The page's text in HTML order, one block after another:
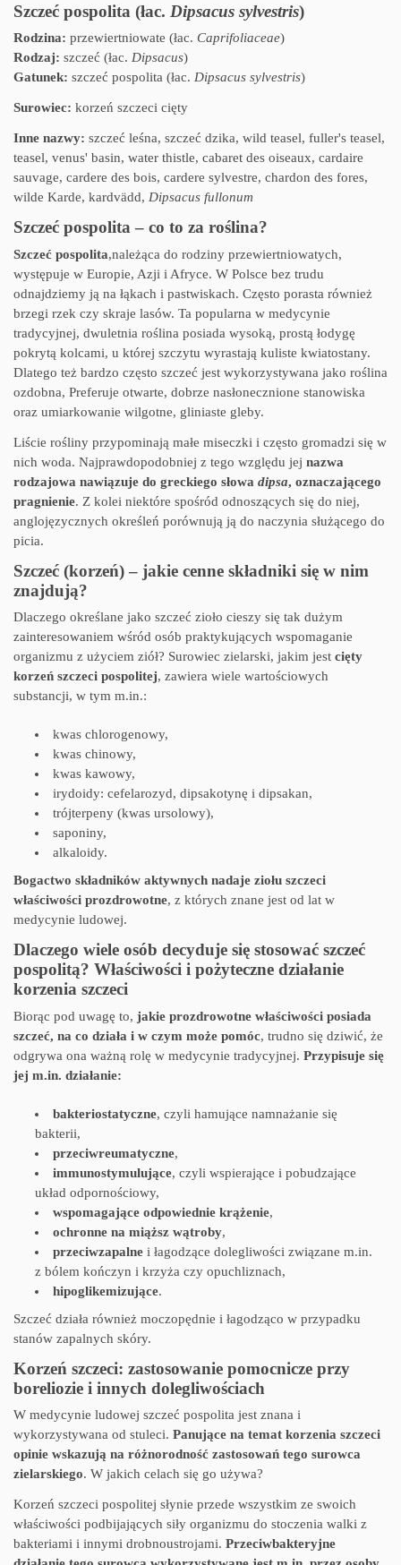
Szczeć pospolita (łac. Dipsacus sylvestris)
Rodzina: przewiertniowate (łac. Caprifoliaceae)
Rodzaj: szczeć (łac. Dipsacus)
Gatunek: szczeć pospolita (łac. Dipsacus sylvestris)
Surowiec: korzeń szczeci cięty
Inne nazwy: szczeć leśna, szczeć dzika, wild teasel, fuller's teasel,
teasel, venus' basin, water thistle, cabaret des oiseaux, cardaire
sauvage, cardere des bois, cardere sylvestre, chardon des fores,
wilde Karde, kardvädd, Dipsacus fullonum
Szczeć pospolita – co to za roślina?
Szczeć pospolita,należąca do rodziny przewiertniowatych,
występuje w Europie, Azji i Afryce. W Polsce bez trudu
odnajdziemy ją na łąkach i pastwiskach. Często porasta również
brzegi rzek czy skraje lasów. Ta popularna w medycynie
tradycyjnej, dwuletnia roślina posiada wysoką, prostą łodygę
pokrytą kolcami, u której szczytu wyrastają kuliste kwiatostany.
Dlatego też bardzo często szczeć jest wykorzystywana jako roślina
ozdobna, Preferuje otwarte, dobrze nasłonecznione stanowiska
oraz umiarkowanie wilgotne, gliniaste gleby.
Liście rośliny przypominają małe miseczki i często gromadzi się w
nich woda. Najprawdopodobniej z tego względu jej nazwa
rodzajowa nawiązuje do greckiego słowa dipsa, oznaczającego
pragnienie. Z kolei niektóre spośród odnoszących się do niej,
anglojęzycznych określeń porównują ją do naczynia służącego do
picia.
Szczeć (korzeń) – jakie cenne składniki się w nim
znajdują?
Dlaczego określane jako szczeć zioło cieszy się tak dużym
zainteresowaniem wśród osób praktykujących wspomaganie
organizmu z użyciem ziół? Surowiec zielarski, jakim jest cięty
korzeń szczeci pospolitej, zawiera wiele wartościowych
substancji, w tym m.in.:
kwas chlorogenowy,
kwas chinowy,
kwas kawowy,
irydoidy: cefelarozyd, dipsakotynę i dipsakan,
trójterpeny (kwas ursolowy),
saponiny,
alkaloidy.
Bogactwo składników aktywnych nadaje ziołu szczeci
właściwości prozdrowotne, z których znane jest od lat w
medycynie ludowej.
Dlaczego wiele osób decyduje się stosować szczeć
pospolitą? Właściwości i pożyteczne działanie
korzenia szczeci
Biorąc pod uwagę to, jakie prozdrowotne właściwości posiada
szczeć, na co działa i w czym może pomóc, trudno się dziwić, że
odgrywa ona ważną rolę w medycynie tradycyjnej. Przypisuje się
jej m.in. działanie:
bakteriostatyczne, czyli hamujące namnażanie się
bakterii,
przeciwreumatyczne,
immunostymulujące, czyli wspierające i pobudzające
układ odpornościowy,
wspomagające odpowiednie krążenie,
ochronne na miąższ wątroby,
przeciwzapalne i łagodzące dolegliwości związane m.in.
z bólem kończyn i krzyża czy opuchliznach,
hipoglikemizujące.
Szczeć działa również moczopędnie i łagodząco w przypadku
stanów zapalnych skóry.
Korzeń szczeci: zastosowanie pomocnicze przy
boreliozie i innych dolegliwościach
W medycynie ludowej szczeć pospolita jest znana i
wykorzystywana od stuleci. Panujące na temat korzenia szczeci
opinie wskazują na różnorodność zastosowań tego surowca
zielarskiego. W jakich celach się go używa?
Korzeń szczeci pospolitej słynie przede wszystkim ze swoich
właściwości podbijających siły organizmu do stoczenia walki z
bakteriami i innymi drobnoustrojami. Przeciwbakteryjne